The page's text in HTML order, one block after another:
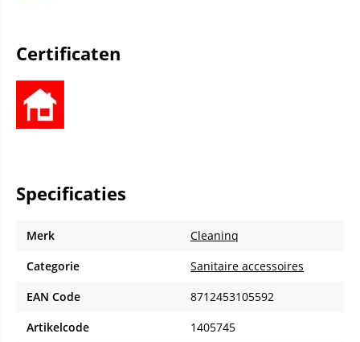
Certificaten
Specificaties
Merk
Cleaninq
Categorie
Sanitaire accessoires
EAN Code
8712453105592
Artikelcode
1405745